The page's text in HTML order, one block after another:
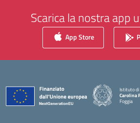
Scarica la nostra app
App Store
Istituto di
Carolina
Foggia
— Visita